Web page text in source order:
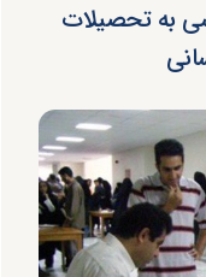
به تحصیلات